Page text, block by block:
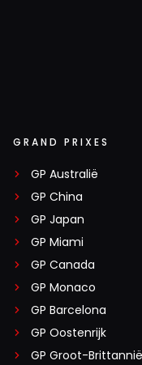
GRAND PRIXES
GP Australië
GP China
GP Japan
GP Miami
GP Canada
GP Monaco
GP Barcelona
GP Oostenrijk
GP Groot-Brittannië